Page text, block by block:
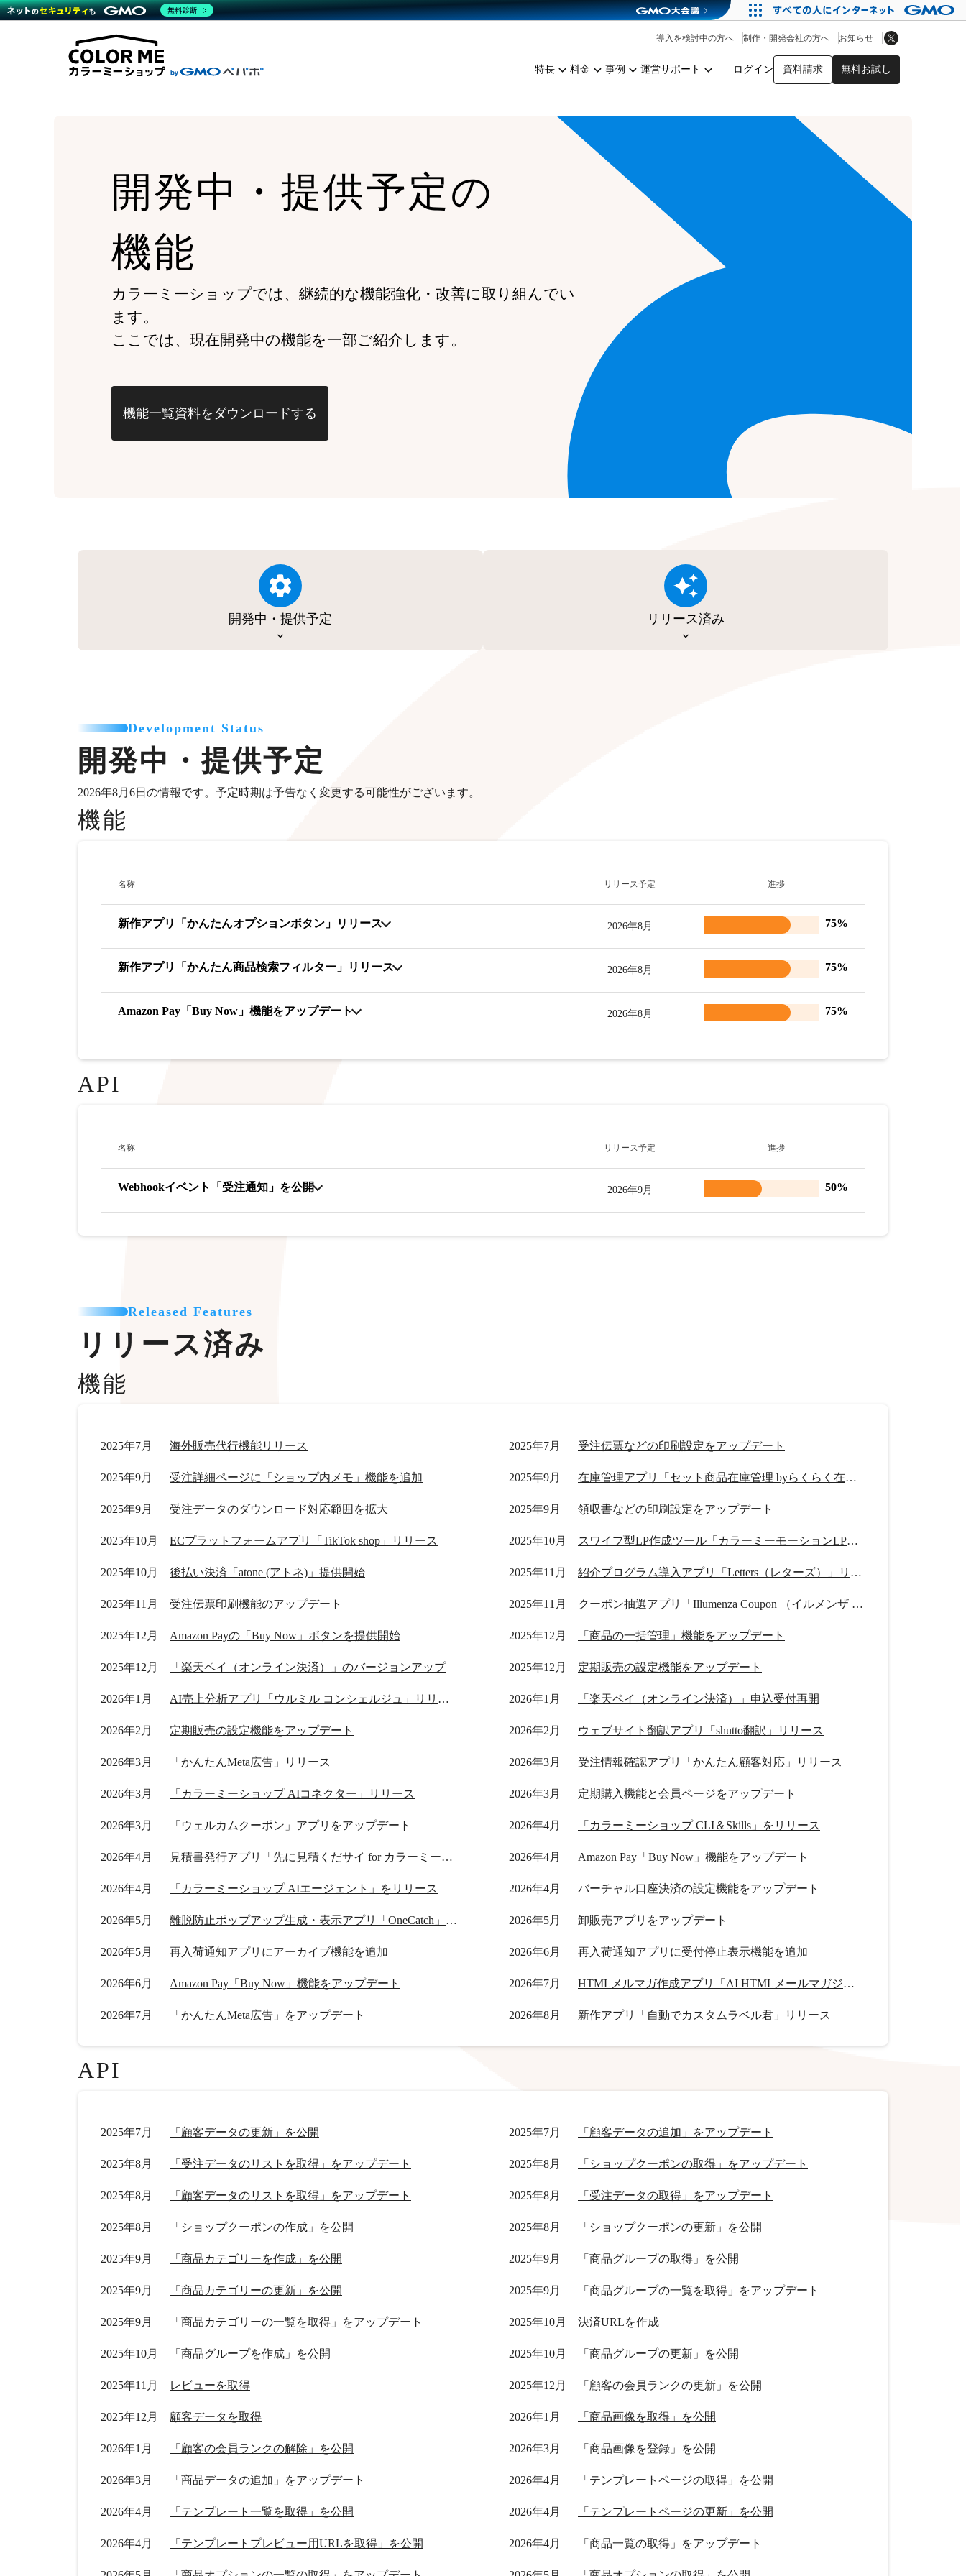
特長 料金 事例 運営サポート ログイン 資料請求 無料お試し
導入を検討中の方へ 制作・開発会社の方へ お知らせ
商材一覧を見る
機能一覧を見る
WordPress導入
顧客ロイヤリティを向上
モバイルアプリ
雑貨販売 アプリストア
料金
プラン・料金一覧を見る
料金シミュレーション
事例
運営サポート
サポート一覧を見る
コミュニティイベントCarty
YouTubeチャンネル
開発中・提供予定の
機能
カラーミーショップでは、継続的な機能強化・改善に取り組んでい
ます。
ここでは、現在開発中の機能を一部ご紹介します。
機能一覧資料をダウンロードする
開発中・提供予定 リリース済み
Development Status
開発中・提供予定
2026年8月6日の情報です。予定時期は予告なく変更する可能性がございます。
機能
名称 リリース予定 進捗
新作アプリ「かんたんオプションボタン」リリース 2026年8月 75%
新作アプリ「かんたん商品検索フィルター」リリース 2026年8月 75%
Amazon Pay「Buy Now」機能をアップデート 2026年8月 75%
API
名称 リリース予定 進捗
Webhookイベント「受注通知」を公開 2026年9月 50%
Released Features
リリース済み
機能
2025年7月 海外販売代行機能リリース 2025年7月 受注伝票などの印刷設定をアップデート
2025年9月 受注詳細ページに「ショップ内メモ」機能を追加 2025年9月 在庫管理アプリ「セット商品在庫管理 byらくらく在庫」リリース
2025年9月 受注データのダウンロード対応範囲を拡大 2025年9月 領収書などの印刷設定をアップデート
2025年10月 ECプラットフォームアプリ「TikTok shop」リリース 2025年10月 スワイプ型LP作成ツール「カラーミーモーションLP」提供開始
2025年10月 後払い決済「atone (アトネ)」提供開始 2025年11月 紹介プログラム導入アプリ「Letters（レターズ）」リリース
2025年11月 受注伝票印刷機能のアップデート 2025年11月 クーポン抽選アプリ「Illumenza Coupon （イルメンザ クーポン）」リリース
2025年12月 Amazon Payの「Buy Now」ボタンを提供開始 2025年12月 「商品の一括管理」機能をアップデート
2025年12月 「楽天ペイ（オンライン決済）」のバージョンアップ 2025年12月 定期販売の設定機能をアップデート
2026年1月 AI売上分析アプリ「ウルミル コンシェルジュ」リリース 2026年1月 「楽天ペイ（オンライン決済）」申込受付再開
2026年2月 定期販売の設定機能をアップデート 2026年2月 ウェブサイト翻訳アプリ「shutto翻訳」リリース
2026年3月 「かんたんMeta広告」リリース 2026年3月 受注情報確認アプリ「かんたん顧客対応」リリース
2026年3月 「カラーミーショップ AIコネクター」リリース 2026年3月 定期購入機能と会員ページをアップデート
2026年3月 「ウェルカムクーポン」アプリをアップデート 2026年4月 「カラーミーショップ CLI＆Skills」をリリース
2026年4月 見積書発行アプリ「先に見積くだサイ for カラーミーショップ」リリース 2026年4月 Amazon Pay「Buy Now」機能をアップデート
2026年4月 「カラーミーショップ AIエージェント」をリリース 2026年4月 バーチャル口座決済の設定機能をアップデート
2026年5月 離脱防止ポップアップ生成・表示アプリ「OneCatch」リリース 2026年5月 卸販売アプリをアップデート
2026年5月 再入荷通知アプリにアーカイブ機能を追加 2026年6月 再入荷通知アプリに受付停止表示機能を追加
2026年6月 Amazon Pay「Buy Now」機能をアップデート 2026年7月 HTMLメルマガ作成アプリ「AI HTMLメールマガジン」リリース
2026年7月 「かんたんMeta広告」をアップデート 2026年8月 新作アプリ「自動でカスタムラベル君」リリース
API
2025年7月 「顧客データの更新」を公開 2025年7月 「顧客データの追加」をアップデート
2025年8月 「受注データのリストを取得」をアップデート 2025年8月 「ショップクーポンの取得」をアップデート
2025年8月 「顧客データのリストを取得」をアップデート 2025年8月 「受注データの取得」をアップデート
2025年8月 「ショップクーポンの作成」を公開 2025年8月 「ショップクーポンの更新」を公開
2025年9月 「商品カテゴリーを作成」を公開 2025年9月 「商品グループの取得」を公開
2025年9月 「商品カテゴリーの更新」を公開 2025年9月 「商品グループの一覧を取得」をアップデート
2025年9月 「商品カテゴリーの一覧を取得」をアップデート 2025年10月 決済URLを作成
2025年10月 「商品グループを作成」を公開 2025年10月 「商品グループの更新」を公開
2025年11月 レビューを取得 2025年12月 「顧客の会員ランクの更新」を公開
2025年12月 顧客データを取得 2026年1月 「商品画像を取得」を公開
2026年1月 「顧客の会員ランクの解除」を公開 2026年3月 「商品画像を登録」を公開
2026年3月 「商品データの追加」をアップデート 2026年4月 「テンプレートページの取得」を公開
2026年4月 「テンプレート一覧を取得」を公開 2026年4月 「テンプレートページの更新」を公開
2026年4月 「テンプレートプレビュー用URLを取得」を公開 2026年4月 「商品一覧の取得」をアップデート
無料診断